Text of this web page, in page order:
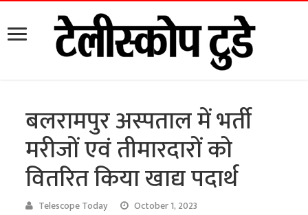
बलरामपुर अस्पताल में भर्ती
मरीजों एवं तीमारदारों को
वितरित किया खाद्य पदार्थ
Telescope Today October 1, 2023